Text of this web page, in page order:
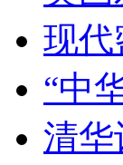
现
“中
清华